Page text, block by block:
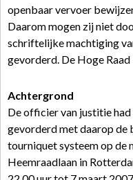
openbaar vervoer
Daarom mogen zij niet
schriftelijke machtiging
gevorderd. De Hoge
Achtergrond
De officier van justitie had
gevorderd met daarop de
tourniquet systeem op de
Heemraadlaan in